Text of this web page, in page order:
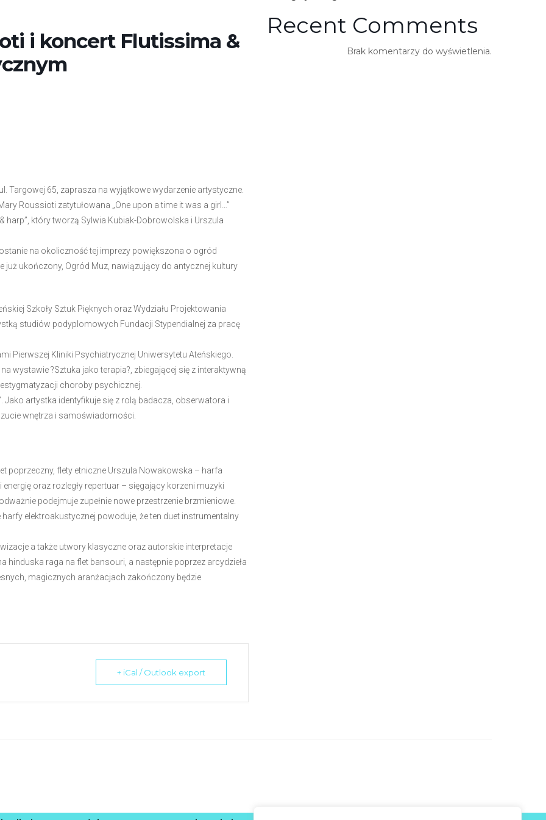
i koncert Flutissima &
Targowej 65, zaprasza na wyjątkowe wydarzenie artystyczne.
Roussioti zatytułowana „One upon a time it was a girl…”
harp”, który tworzą Sylwia Kubiak-Dobrowolska i Urszula
na okoliczność tej imprezy powiększona o ogród
już ukończony, Ogród Muz, nawiązujący do antycznej kultury
Szkoły Sztuk Pięknych oraz Wydziału Projektowania
studiów podyplomowych Fundacji Stypendialnej za pracę
Pierwszej Kliniki Psychiatrycznej Uniwersytetu Ateńskiego.
wystawie ?Sztuka jako terapia?, zbiegającej się z interaktywną
choroby psychicznej.
Jako artystka identyfikuje się z rolą badacza, obserwatora i
wnętrza i samoświadomości.
poprzeczny, flety etniczne Urszula Nowakowska – harfa
oraz rozległy repertuar – sięgający korzeni muzyki
podejmuje zupełnie nowe przestrzenie brzmieniowe.
elektroakustycznej powoduje, że ten duet instrumentalny
a także utwory klasyczne oraz autorskie interpretacje
raga na flet bansouri, a następnie poprzez arcydzieła
magicznych aranżacjach zakończony będzie
+ iCal / Outlook export
Recent Comments
Brak komentarzy do wyświetlenia.